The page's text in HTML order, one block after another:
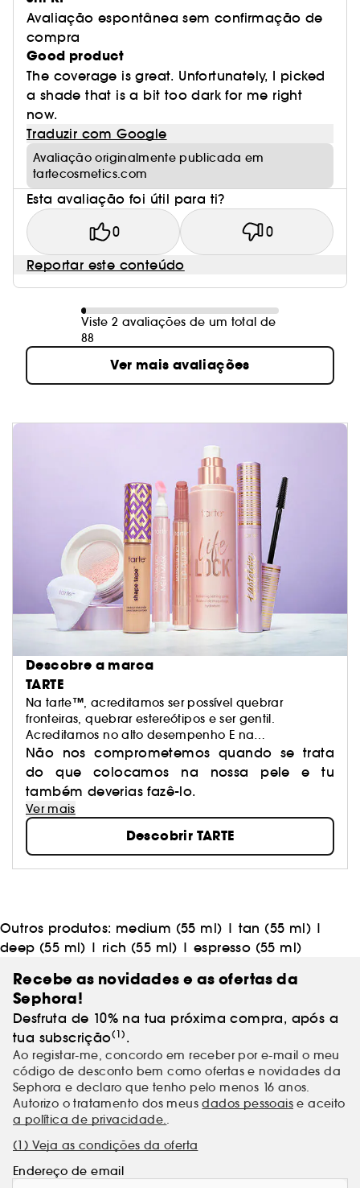
Avaliação espontânea sem confirmação de
compra
Good product
The coverage is great. Unfortunately, I picked
a shade that is a bit too dark for me right
now.
Traduzir com Google
Avaliação originalmente publicada em
tartecosmetics.com
Esta avaliação foi útil para ti?
0 0
Reportar este conteúdo
Viste 2 avaliações de um total de
88
Ver mais avaliações
Descobre a marca
TARTE
Na tarte™, acreditamos ser possível quebrar
fronteiras, quebrar estereótipos e ser gentil.
Acreditamos no alto desempenho E na
naturalidade. Acreditamos na criação artística E no
poder dos ingredientes.
Não nos comprometemos quando se trata
do que colocamos na nossa pele e tu
também deverias fazê-lo.
Ver mais
Descobrir TARTE
Outros produtos: medium (55 ml) | tan (55 ml) |
deep (55 ml) | rich (55 ml) |espresso (55 ml)
Recebe as novidades e as ofertas da
Sephora!
Desfruta de 10% na tua próxima compra, após a
tua subscrição(1) .
Ao registar-me, concordo em receber por e-mail o meu
código de desconto bem como ofertas e novidades da
Sephora e declaro que tenho pelo menos 16 anos.
Autorizo o tratamento dos meusdados pessoais e aceito
a política de privacidade.
(1) Veja as condições da oferta
Endereço de email